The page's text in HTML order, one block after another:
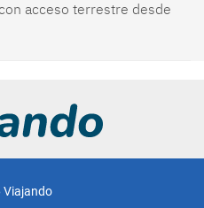
acceso terrestre desde
Viajando